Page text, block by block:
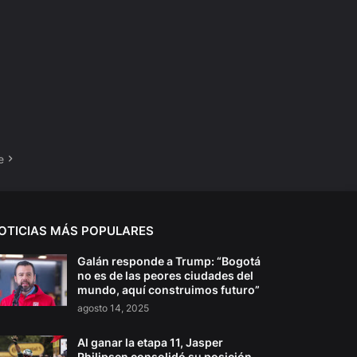
MÁS POPULARES
Galán responde a Trump: “Bogotá
no es de las peores ciudades del
mundo, aquí construimos futuro”
agosto 14, 2025
Al ganar la etapa 11, Jasper